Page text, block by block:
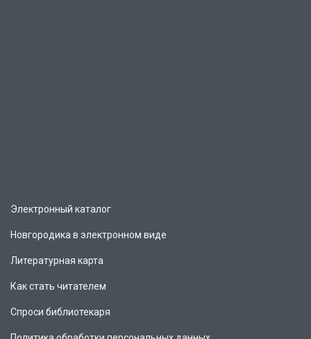
Электронный каталог
Новгородика в электронном виде
Литературная карта
Как стать читателем
Спроси библиотекаря